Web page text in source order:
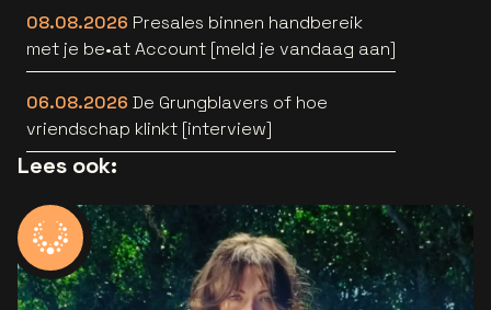
08.08.2026 Presales binnen handbereik
met je be•at Account [meld je vandaag aan]
06.08.2026 De Grungblavers of hoe
vriendschap klinkt [interview]
Lees ook: